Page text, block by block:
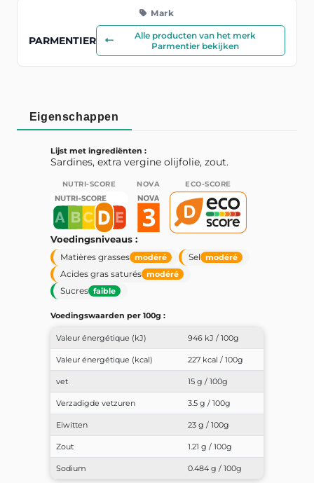
Mark
PARMENTIER
Alle producten van het merk
Parmentier bekijken
Eigenschappen
Lijst met ingrediënten :
Sardines, extra vergine olijfolie, zout.
NUTRI-SCORE NOVA ECO-SCORE
Voedingsniveaus :
Matières grasses modéré Sel modéré
Acides gras saturés modéré
Sucres faible
Voedingswaarden per 100g :
Valeur énergétique (kJ) 946 kJ / 100g
Valeur énergétique (kcal) 227 kcal / 100g
vet 15 g / 100g
Verzadigde vetzuren 3.5 g / 100g
Eiwitten 23 g / 100g
Zout 1.21 g / 100g
Sodium 0.484 g / 100g